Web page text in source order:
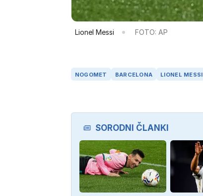
Lionel Messi FOTO: AP
NOGOMET BARCELONA LIONEL MESSI
SORODNI ČLANKI